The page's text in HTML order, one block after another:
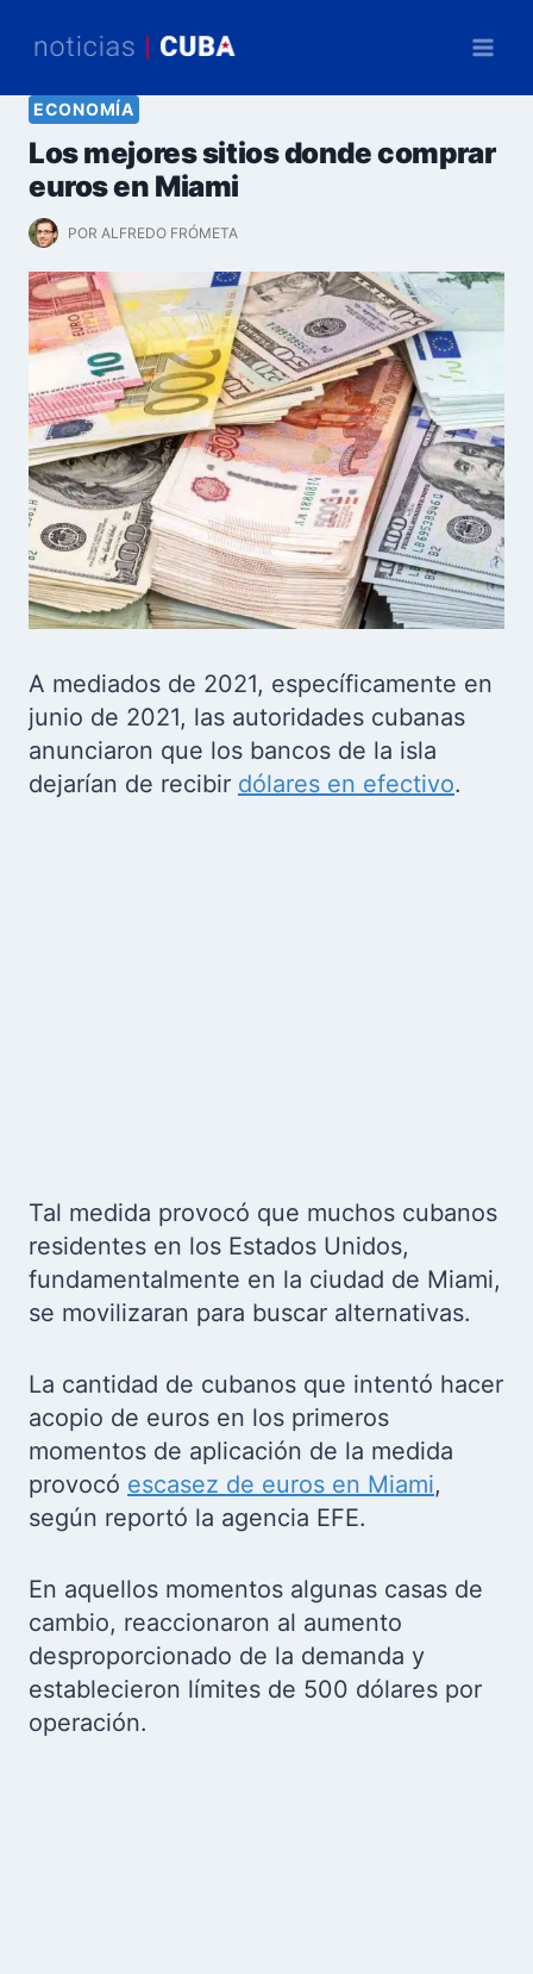
ECONOMÍA
Los mejores sitios donde comprar
euros en Miami
POR ALFREDO FRÓMETA
A mediados de 2021, específicamente en
junio de 2021, las autoridades cubanas
anunciaron que los bancos de la isla
dejarían de recibir dólares en efectivo.
Tal medida provocó que muchos cubanos
residentes en los Estados Unidos,
fundamentalmente en la ciudad de Miami,
se movilizaran para buscar alternativas.
La cantidad de cubanos que intentó hacer
acopio de euros en los primeros
momentos de aplicación de la medida
provocó escasez de euros en Miami,
según reportó la agencia EFE.
En aquellos momentos algunas casas de
cambio, reaccionaron al aumento
desproporcionado de la demanda y
establecieron límites de 500 dólares por
operación.